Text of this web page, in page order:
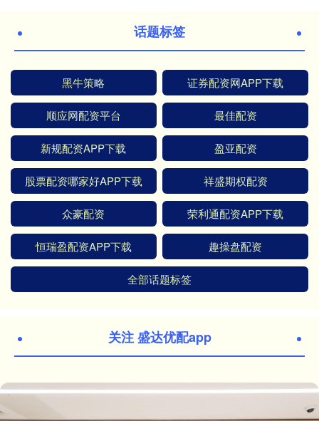
话题标签
黑牛策略 证券配资网APP下载
顺应网配资平台 最佳配资
新规配资APP下载 盈亚配资
股票配资哪家好APP下载 祥盛期权配资
众豪配资 荣利通配资APP下载
恒瑞盈配资APP下载 趣操盘配资
全部话题标签
关注 盛达优配app